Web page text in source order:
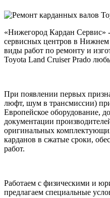
«Нижегород Кардан Сервис»
сервисных центров в
виды работ по ремонту и
Toyota Land Cruiser Prado
При появлении первых
люфт, шум в трансмиссии)
Европейское оборудование,
документации
оригинальных
карданов в сжатые сроки,
работ.
Работаем с физическими и
предлагаем специальные